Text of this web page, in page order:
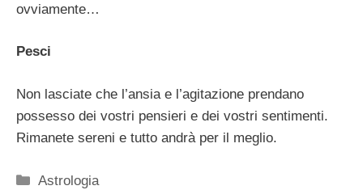
ovviamente…
Pesci
Non lasciate che l’ansia e l’agitazione prendano
possesso dei vostri pensieri e dei vostri sentimenti.
Rimanete sereni e tutto andrà per il meglio.
Categorie
Astrologia